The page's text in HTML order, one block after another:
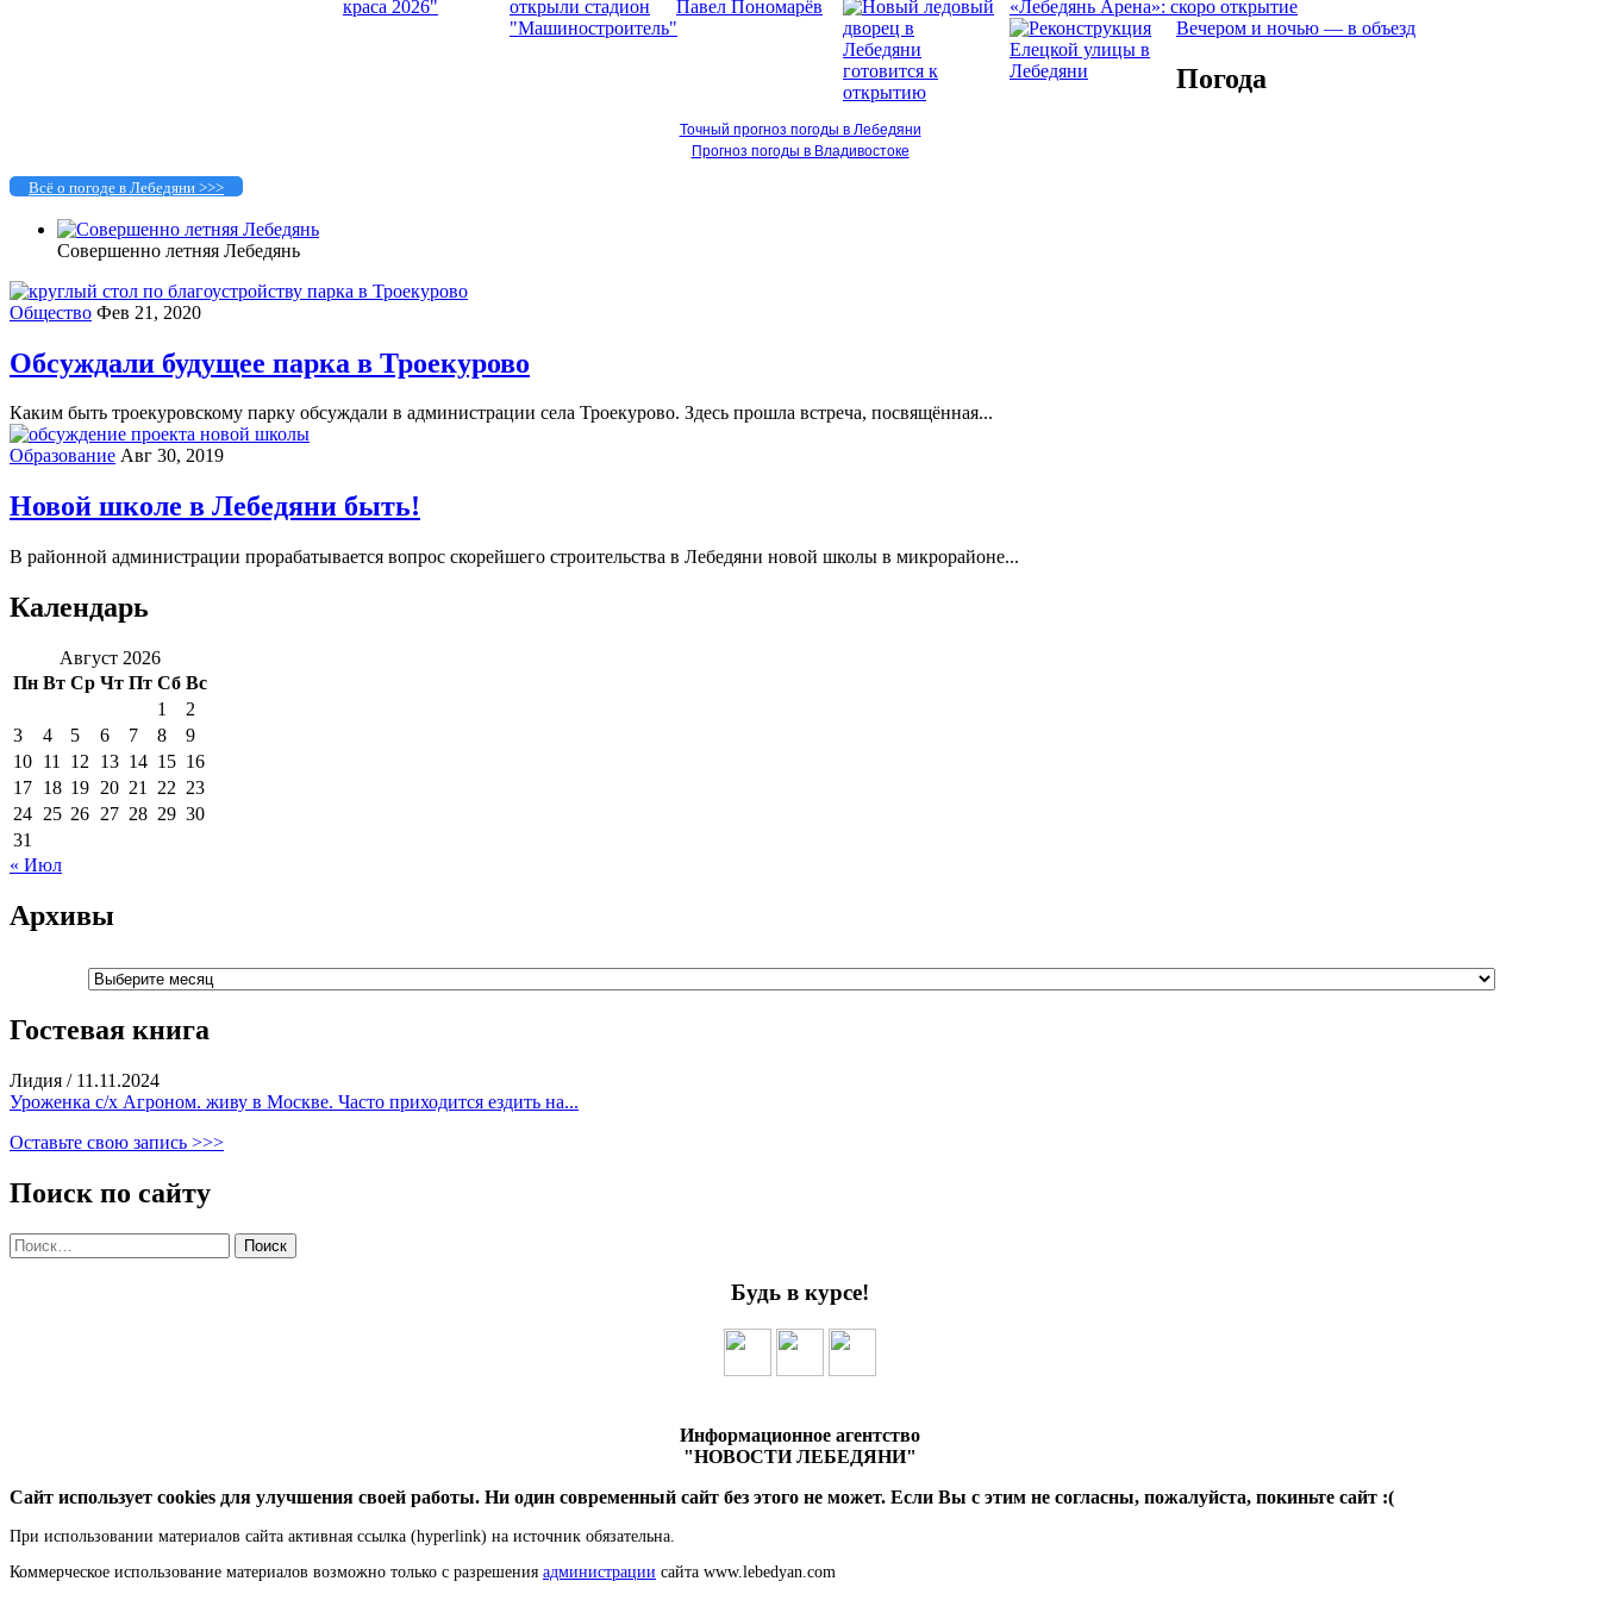
«Лебедянь Арена»: скоро открытие
Вечером и ночью — в объезд
Погода
Точный прогноз погоды в Лебедяни
Прогноз погоды в Владивостоке
Всё о погоде в Лебедяни >>>
Совершенно летняя Лебедянь
Общество Фев 21, 2020
Обсуждали будущее парка в Троекурово
Каким быть троекуровскому парку обсуждали в администрации села Троекурово. Здесь прошла встреча, посвящённая...
Образование Авг 30, 2019
Новой школе в Лебедяни быть!
В районной администрации прорабатывается вопрос скорейшего строительства в Лебедяни новой школы в микрорайоне...
Календарь
Август 2026
Пн Вт Ср Чт Пт Сб Вс
1
2
3
4 5 6 7 8
9
10 11 12 13 14 15 16
17 18 19 20 21 22 23
24 25 26 27 28 29 30
31
« Июл
Архивы
Гостевая книга
Лидия / 11.11.2024
Уроженка с/х Агроном. живу в Москве. Часто приходится ездить на...
Оставьте свою запись >>>
Поиск по сайту
Найти:
Будь в курсе!
Информационное агентство
"НОВОСТИ ЛЕБЕДЯНИ"
Сайт использует cookies для улучшения своей работы. Ни один современный сайт без этого не может. Если Вы с этим не согласны, пожалуйста, покиньте сайт :(
При использовании материалов сайта активная ссылка (hyperlink) на источник обязательна.
Коммерческое использование материалов возможно только с разрешения администрации сайта www.lebedyan.com